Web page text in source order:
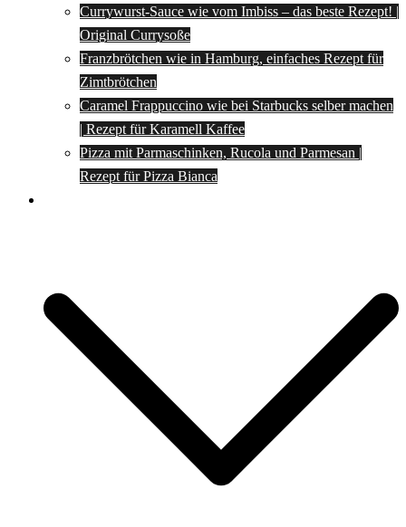
Currywurst-Sauce wie vom Imbiss – das beste Rezept! |
Original Currysoße
Franzbrötchen wie in Hamburg, einfaches Rezept für
Zimtbrötchen
Caramel Frappuccino wie bei Starbucks selber machen
| Rezept für Karamell Kaffee
Pizza mit Parmaschinken, Rucola und Parmesan |
Rezept für Pizza Bianca